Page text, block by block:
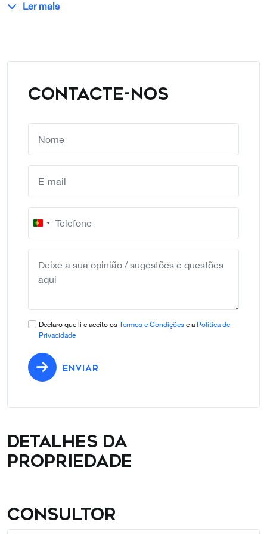
Ler mais
CONTACTE-NOS
Portugal
+351
Declaro que li e aceito os Termos e Condições e a Política de
Privacidade
ENVIAR
Detalhes da
propriedade
Consultor